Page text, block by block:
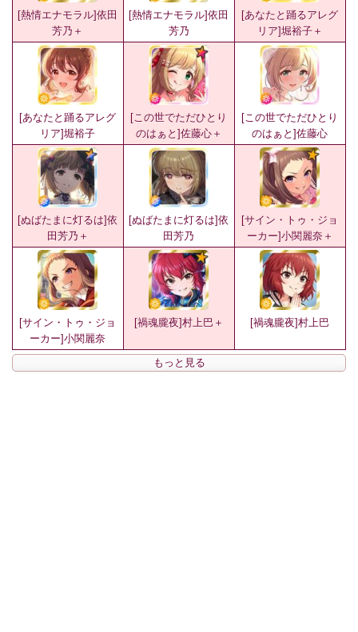
[熱情エナモラル]依田
芳乃＋
[熱情エナモラル]依田
芳乃
[あなたと踊るアレグ
リア]堀裕子＋
[あなたと踊るアレグ
リア]堀裕子
[この世でただひとり
のはぁと]佐藤心＋
[この世でただひとり
のはぁと]佐藤心
[ぬばたまに灯るは]依
田芳乃＋
[ぬばたまに灯るは]依
田芳乃
[サイン・トゥ・ジョ
ーカー]小関麗奈＋
[サイン・トゥ・ジョ
ーカー]小関麗奈
[禍魂朧夜]村上巴＋ [禍魂朧夜]村上巴
もっと見る